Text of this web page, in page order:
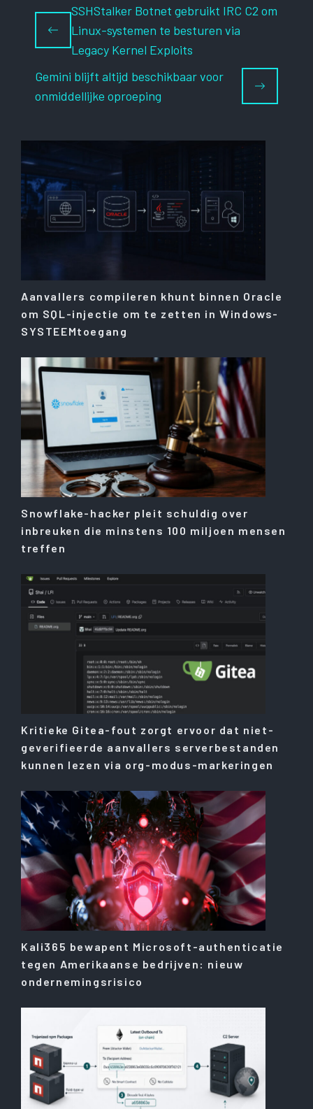
SSHStalker Botnet gebruikt IRC C2 om
Linux-systemen te besturen via
Legacy Kernel Exploits
Gemini blijft altijd beschikbaar voor
onmiddellijke oproeping
Aanvallers compileren khunt binnen Oracle
om SQL-injectie om te zetten in Windows-
SYSTEEMtoegang
Snowflake-hacker pleit schuldig over
inbreuken die minstens 100 miljoen mensen
treffen
Kritieke Gitea-fout zorgt ervoor dat niet-
geverifieerde aanvallers serverbestanden
kunnen lezen via org-modus-markeringen
Kali365 bewapent Microsoft-authenticatie
tegen Amerikaanse bedrijven: nieuw
ondernemingsrisico